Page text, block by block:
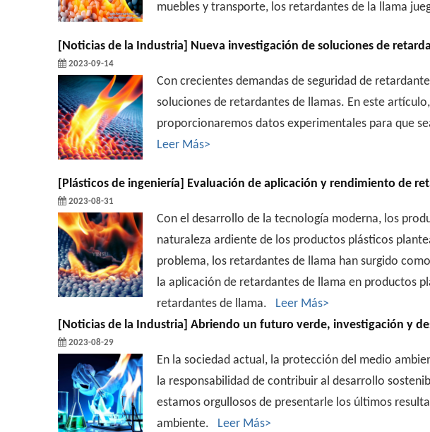
muebles y transporte, los retardantes de la llama
[Noticias de la Industria] Nueva investigación de soluciones de
2023-09-14
Con crecientes demandas de seguridad de
soluciones de retardantes de llamas. En este
proporcionaremos datos experimentales para que
Leer Más>
[Plásticos de ingeniería] Evaluación de aplicación y rendimiento de
2023-08-31
Con el desarrollo de la tecnología moderna, los
naturaleza ardiente de los productos plásticos
problema, los retardantes de llama han surgido
la aplicación de retardantes de llama en productos
retardantes de llama. Leer Más>
[Noticias de la Industria] Abriendo un futuro verde, investigación y
2023-08-29
En la sociedad actual, la protección del medio
la responsabilidad de contribuir al desarrollo
estamos orgullosos de presentarle los últimos
ambiente. Leer Más>